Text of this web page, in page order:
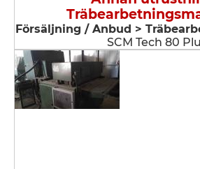
Försäljning / Anbud >
SCM Tech 80